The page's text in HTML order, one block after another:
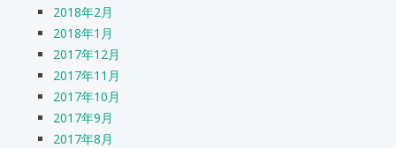
2018年2月
2018年1月
2017年12月
2017年11月
2017年10月
2017年9月
2017年8月